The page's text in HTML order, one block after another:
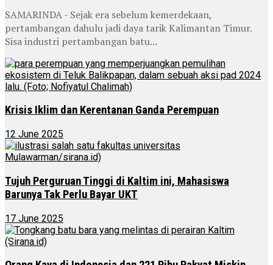
SAMARINDA - Sejak era sebelum kemerdekaan,
pertambangan dahulu jadi daya tarik Kalimantan Timur.
Sisa industri pertambangan batu...
Krisis Iklim dan Kerentanan Ganda Perempuan
12 June 2025
Tujuh Perguruan Tinggi di Kaltim ini, Mahasiswa
Barunya Tak Perlu Bayar UKT
17 June 2025